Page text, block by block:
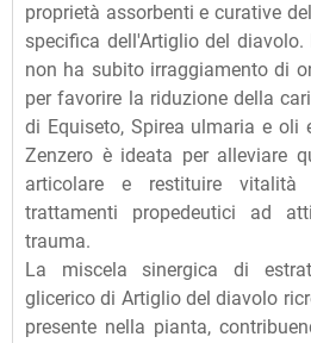
proprietà assorbenti e curative
specifica dell'Artiglio del diavolo.
non ha subito irraggiamento di
per favorire la riduzione della
di Equiseto, Spirea ulmaria e oli
Zenzero è ideata per alleviare
articolare e restituire vitalità
trattamenti propedeutici ad
trauma.
La miscela sinergica di
glicerico di Artiglio del diavolo
presente nella pianta,